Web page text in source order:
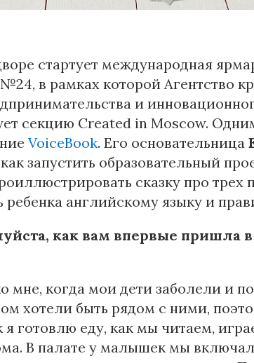
стартует международная
в рамках которой Агентство
и
секцию Created in Moscow.
VoiceBook. Его основательница
запустить образовательный
сказку про трех
английскому языку и
как вам впервые пришла
мне, когда мои дети заболели и
хотели быть рядом с ними,
я готовлю еду, как мы читаем,
В палате у малышек мы